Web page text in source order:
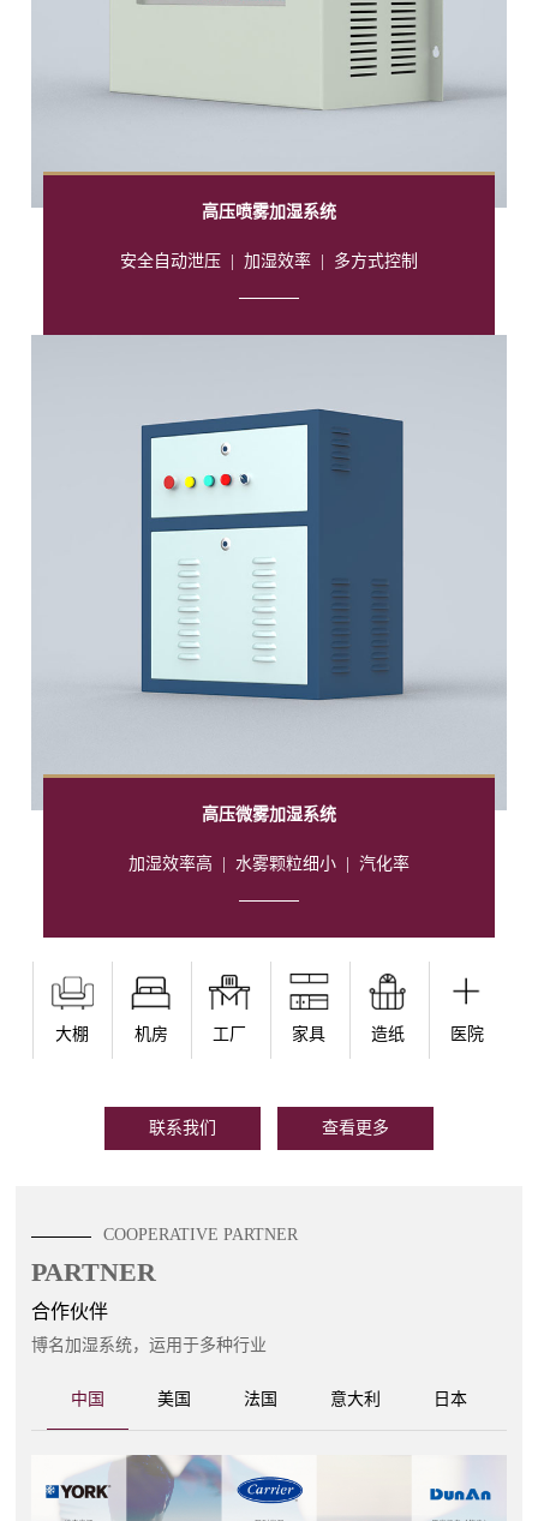
高压喷雾加湿系统
安全自动泄压 加湿效率| 多方式控制
高压微雾加湿系统
加湿效率高 水雾颗粒细小| 汽化率
大棚 机房 工厂 家具 造纸 医院
联系我们 查看更多
COOPERATIVE PARTNER
PARTNER
合作伙伴
博名加湿系统，运用于多种行业
中国 美国 法国 意大利 日本